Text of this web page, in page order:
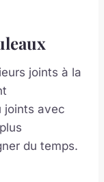
joints à la
joints avec
du temps.